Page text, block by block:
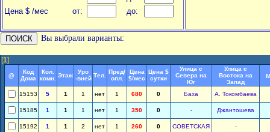
Цена $ /мес
от: до:
Вы выбрали варианты:
[1]
@
Код
Дома
Кол.
комн. Этаж
Уро
-вней Тел.
Пред/
опл.
Цена
$/мес
Цена $
сутки
Улица с
Севера на
Юг
Улица с
Востока на
Запад
15153 5 1 1 нет 1 680 0 Баха А. Токомбаева
15185 1 1 1 нет 1 350 0 - Джантошева
15192 1 1 2 нет 1 260 0 СОВЕТСКАЯ -